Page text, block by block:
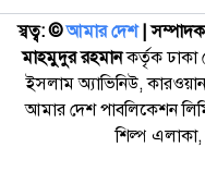
স্বত্ব: ©️আমার দেশ|
মাহমুদুর রহমানকর্তৃক ঢাকা
ইসলাম অ্যাভিনিউ,
আমার দেশ পাবলিকেশন
শিল্প